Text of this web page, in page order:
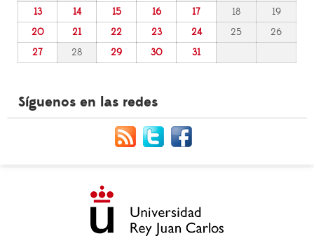
13
14 15 16 17 18
19
20
21 22 23 24 25
26
27
28 29 30 31
Síguenos en las redes